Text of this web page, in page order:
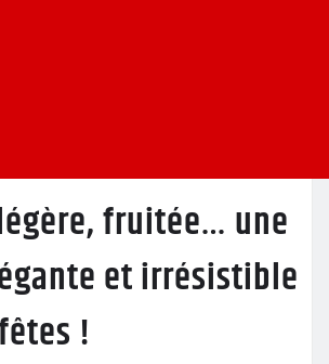
fruitée… une
et irrésistible
!